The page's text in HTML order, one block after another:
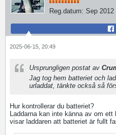
Reg.datum: Sep 2012
2025-06-15, 20:49
Ursprungligen postat av
Jag tog hem batteriet och
urladdat, tänkte också så
Hur kontrollerar du batteriet?
Laddarna kan inte känna av om
visar laddaren att batteriet är fullt